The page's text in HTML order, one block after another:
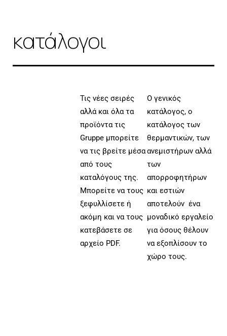
κατάλογοι
Τις νέες σειρές
αλλά και όλα τα
προϊόντα τις
Gruppe μπορείτε
να τις βρείτε μέσα
από τους
καταλόγους της.
Μπορείτε να τους
ξεφυλλίσετε ή
ακόμη και να τους
κατεβάσετε σε
αρχείο PDF.
Ο γενικός
κατάλογος, ο
κατάλογος των
θερμαντικών, των
ανεμιστήρων αλλά
των
απορροφητήρων
και εστιών
αποτελούν ένα
μοναδικό εργαλείο
για όσους θέλουν
να εξοπλίσουν το
χώρο τους.